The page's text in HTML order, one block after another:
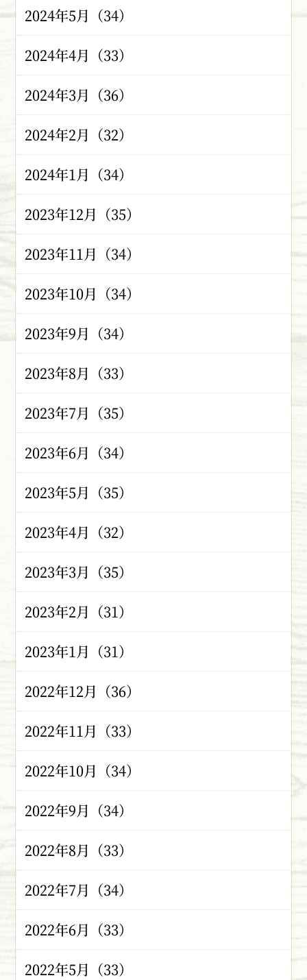
2024年5月（34）
2024年4月（33）
2024年3月（36）
2024年2月（32）
2024年1月（34）
2023年12月（35）
2023年11月（34）
2023年10月（34）
2023年9月（34）
2023年8月（33）
2023年7月（35）
2023年6月（34）
2023年5月（35）
2023年4月（32）
2023年3月（35）
2023年2月（31）
2023年1月（31）
2022年12月（36）
2022年11月（33）
2022年10月（34）
2022年9月（34）
2022年8月（33）
2022年7月（34）
2022年6月（33）
2022年5月（33）